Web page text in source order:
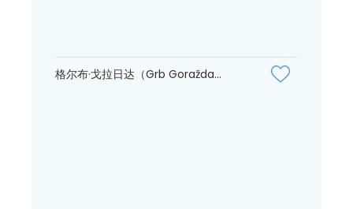
格尔布·戈拉日达（Grb Goražda...